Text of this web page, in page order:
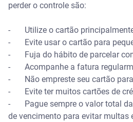
perder o controle são:
- Utilize o cartão principalmente
- Evite usar o cartão para
- Fuja do hábito de parcelar
- Acompanhe a fatura
- Não empreste seu cartão para
- Evite ter muitos cartões de
- Pague sempre o valor total da
de vencimento para evitar multas